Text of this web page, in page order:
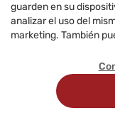
guarden en su
analizar el uso del
marketing. También